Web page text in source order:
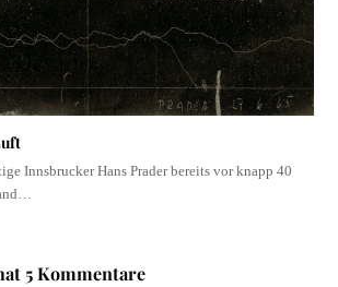
Innsbrucker Hans Prader bereits vor knapp 40
5 Kommentare